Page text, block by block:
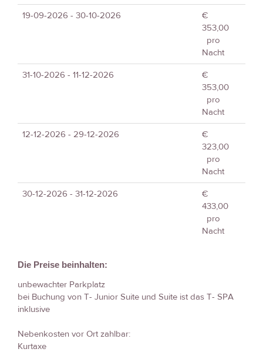
19-09-2026 - 30-10-2026
€
353,00
pro
Nacht
31-10-2026 - 11-12-2026
€
353,00
pro
Nacht
12-12-2026 - 29-12-2026
€
323,00
pro
Nacht
30-12-2026 - 31-12-2026
€
433,00
pro
Nacht
Die Preise beinhalten:
unbewachter Parkplatz
bei Buchung von T- Junior Suite und Suite ist das T- SPA
inklusive
Nebenkosten vor Ort zahlbar:
Kurtaxe